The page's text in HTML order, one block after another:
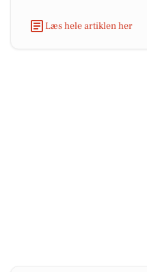
Læs hele artiklen her